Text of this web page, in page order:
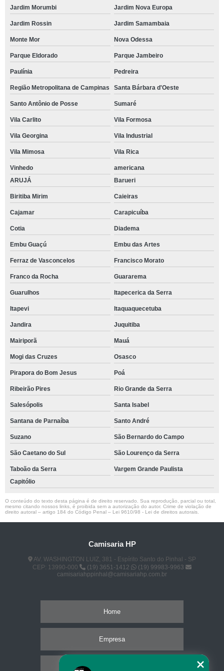
Jardim Morumbi Jardim Nova Europa
Jardim Rossin Jardim Samambaia
Monte Mor Nova Odessa
Parque Eldorado Parque Jambeiro
Paulínia Pedreira
Região Metropolitana de Campinas Santa Bárbara d'Oeste
Santo Antônio de Posse Sumaré
Vila Carlito Vila Formosa
Vila Georgina Vila Industrial
Vila Mimosa Vila Rica
Vinhedo
americana
ARUJÁ
Barueri
Biritiba Mirim Caieiras
Cajamar Carapicuíba
Cotia Diadema
Embu Guaçú Embu das Artes
Ferraz de Vasconcelos Francisco Morato
Franco da Rocha Guararema
Guarulhos Itapecerica da Serra
Itapevi Itaquaquecetuba
Jandira Juquitiba
Mairiporã Mauá
Mogi das Cruzes Osasco
Pirapora do Bom Jesus Poá
Ribeirão Pires Rio Grande da Serra
Salesópolis Santa Isabel
Santana de Parnaíba Santo André
Suzano São Bernardo do Campo
São Caetano do Sul São Lourenço da Serra
Taboão da Serra
Vargem Grande Paulista
Capitólio
O conteúdo do texto desta página é de direito reservado. Sua reprodução, parcial ou total,
mesmo citando nossos links, é proibida sem a autorização do autor. Crime de violação de
direito autoral – artigo 184 do Código Penal – Lei 9610/98 - Lei de direitos autorais
Camisaria HP
AV. WASHINGTON LUIZ, 381 - Espírito Santo do Pinhal - SP
CEP: 13990-000
(19) 3651-1412
(19) 99983-9963
camisariahppinhal@camisariahp.com.br
Home
Empresa